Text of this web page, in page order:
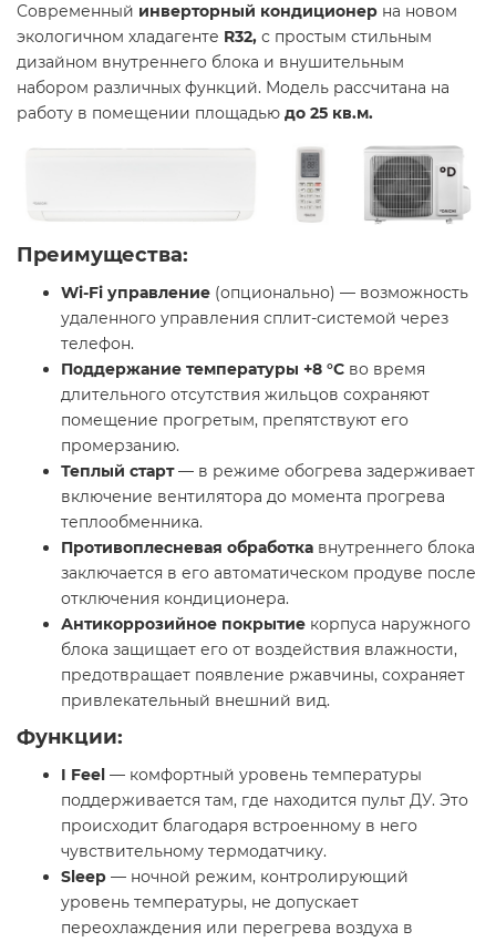
Современный инверторный кондиционер на новом
экологичном хладагенте R32, с простым стильным
дизайном внутреннего блока и внушительным
набором различных функций. Модель рассчитана на
работу в помещении площадью до 25 кв.м.
Преимущества:
Wi-Fi управление (опционально) — возможность
удаленного управления сплит-системой через
телефон.
Поддержание температуры +8 °С во время
длительного отсутствия жильцов сохраняют
помещение прогретым, препятствуют его
промерзанию.
Теплый старт— в режиме обогрева задерживает
включение вентилятора до момента прогрева
теплообменника.
Противоплесневая обработка внутреннего блока
заключается в его автоматическом продуве после
отключения кондиционера.
Антикоррозийное покрытие корпуса наружного
блока защищает его от воздействия влажности,
предотвращает появление ржавчины, сохраняет
привлекательный внешний вид.
Функции:
I Feel — комфортный уровень температуры
поддерживается там, где находится пульт ДУ. Это
происходит благодаря встроенному в него
чувствительному термодатчику.
Sleep — ночной режим, контролирующий
уровень температуры, не допускает
переохлаждения или перегрева воздуха в